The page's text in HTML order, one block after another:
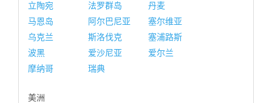
立陶宛
法罗群岛
丹麦
马恩岛
阿尔巴尼亚
塞尔维亚
乌克兰
斯洛伐克
塞浦路斯
波黑
爱沙尼亚
爱尔兰
摩纳哥
瑞典
美洲